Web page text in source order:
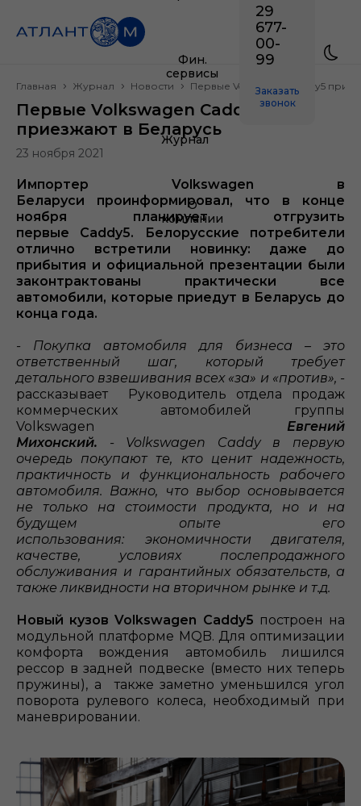
Фин.
сервисы
Журнал
О
компании
29
677-
00-
99
Заказать
звонок
Главная Журнал Новости Первые Volkswagen Caddy5
Первые Volkswagen Caddy5
приезжают в Беларусь
23 ноября 2021
Импортер Volkswagen в
Беларуси проинформировал, что в конце
ноября планирует отгрузить
первые Caddy5. Белорусские потребители
отлично встретили новинку: даже до
прибытия и официальной презентации были
законтрактованы практически все
автомобили, которые приедут в Беларусь до
конца года.
- Покупка автомобиля для бизнеса – это
ответственный шаг, который требует
детального взвешивания всех «за» и «против», -
рассказывает Руководитель отдела продаж
коммерческих автомобилей группы
Volkswagen
Евгений
Михонский. - Volkswagen Caddy в первую
очередь покупают те, кто ценит надежность,
практичность и функциональность рабочего
автомобиля. Важно, что выбор основывается
не только на стоимости продукта, но и на
будущем опыте его
использования: экономичности двигателя,
качестве, условиях послепродажного
обслуживания и гарантийных обязательств, а
также ликвидности на вторичном рынке и т.д.
Новый кузов Volkswagen Caddy5 построен на
модульной платформе MQB. Для оптимизации
комфорта вождения автомобиль лишился
рессор в задней подвеске (вместо них теперь
пружины), а также заметно уменьшился угол
поворота рулевого колеса, необходимый при
маневрировании.